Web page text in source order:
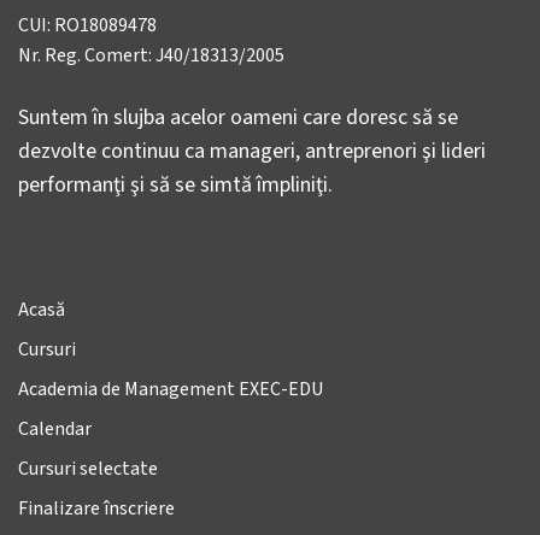
CUI: RO18089478
Nr. Reg. Comert: J40/18313/2005
Suntem în slujba acelor oameni care doresc să se
dezvolte continuu ca manageri, antreprenori şi lideri
performanţi şi să se simtă împliniţi.
Acasă
Cursuri
Academia de Management EXEC-EDU
Calendar
Cursuri selectate
Finalizare înscriere